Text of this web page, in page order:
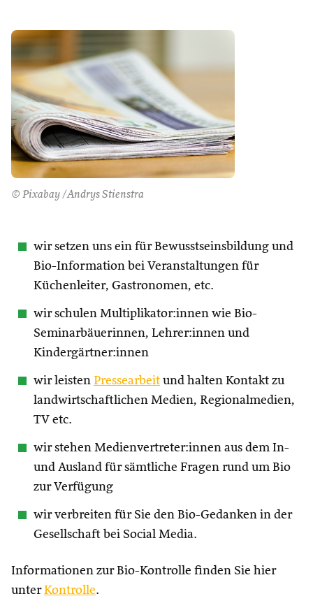
© Pixabay /Andrys Stienstra
wir setzen uns ein für Bewusstseinsbildung und
Bio-Information bei Veranstaltungen für
Küchenleiter, Gastronomen, etc.
wir schulen Multiplikator:innen wie Bio-
Seminarbäuerinnen, Lehrer:innen und
Kindergärtner:innen
wir leisten Pressearbeit und halten Kontakt zu
landwirtschaftlichen Medien, Regionalmedien,
TV etc.
wir stehen Medienvertreter:innen aus dem In-
und Ausland für sämtliche Fragen rund um Bio
zur Verfügung
wir verbreiten für Sie den Bio-Gedanken in der
Gesellschaft bei Social Media.
Informationen zur Bio-Kontrolle finden Sie hier
unterKontrolle.